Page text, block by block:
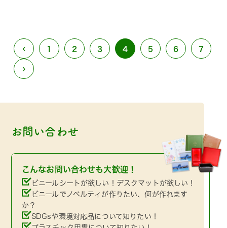
‹ 1 2 3 4 5 6 7
›
お問い合わせ
こんなお問い合わせも大歓迎！
ビニールシートが欲しい！デスクマットが欲しい！
ビニールでノベルティが作りたい、何が作れます
か？
SDGsや環境対応品について知りたい！